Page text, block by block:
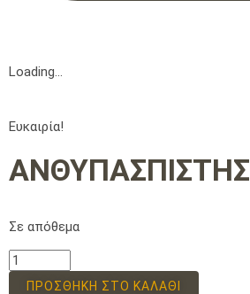
Loading...
Ευκαιρία!
ΑΝΘΥΠΑΣΠΙΣΤΗΣ
Σε απόθεμα
ΠΡΟΣΘΉΚΗ ΣΤΟ ΚΑΛΆΘΙ